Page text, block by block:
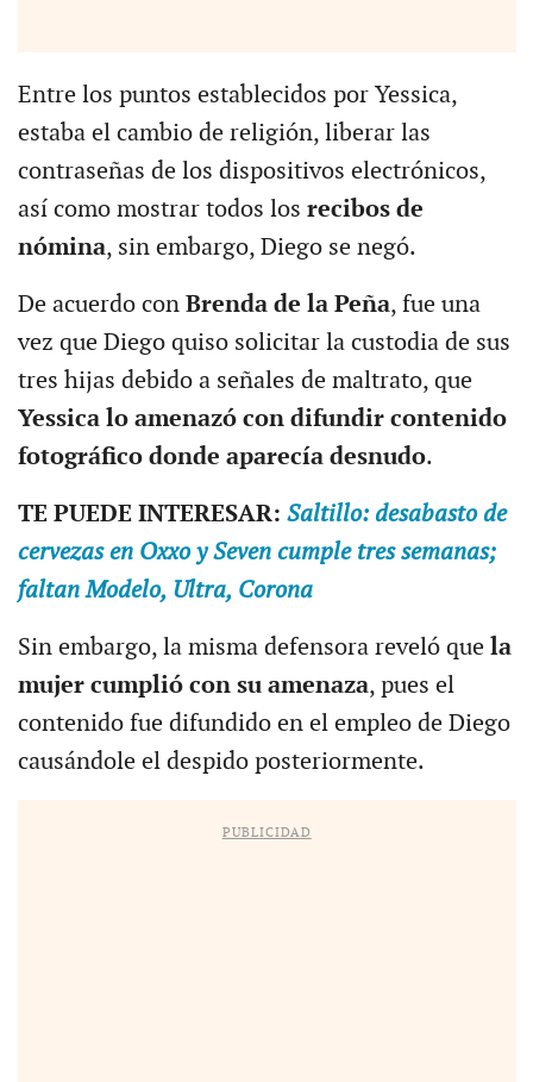
Entre los puntos establecidos por Yessica,
estaba el cambio de religión, liberar las
contraseñas de los dispositivos electrónicos,
así como mostrar todos los recibos de
nómina, sin embargo, Diego se negó.
De acuerdo con Brenda de la Peña, fue una
vez que Diego quiso solicitar la custodia de sus
tres hijas debido a señales de maltrato, que
Yessica lo amenazó con difundir contenido
fotográfico donde aparecía desnudo.
TE PUEDE INTERESAR: Saltillo: desabasto de
cervezas en Oxxo y Seven cumple tres semanas;
faltan Modelo, Ultra, Corona
Sin embargo, la misma defensora reveló quela
mujer cumplió con su amenaza, pues el
contenido fue difundido en el empleo de Diego
causándole el despido posteriormente.
PUBLICIDAD